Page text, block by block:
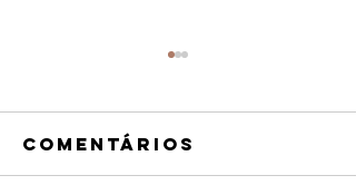
Comentários